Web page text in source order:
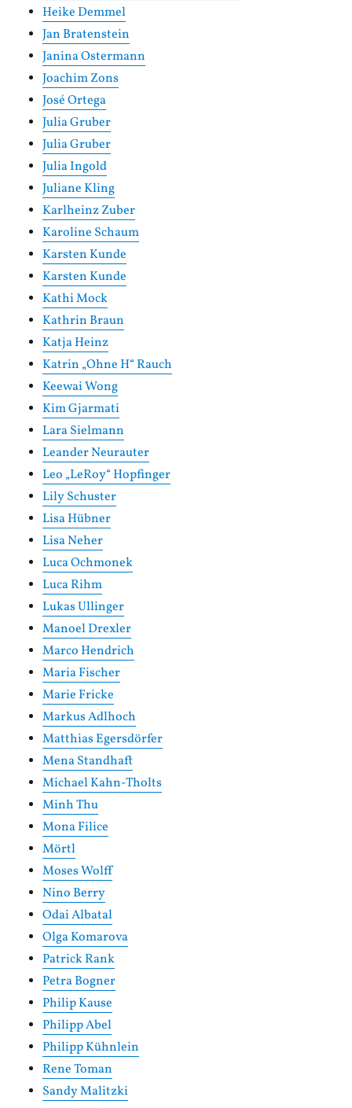
Heike Demmel
Jan Bratenstein
Janina Ostermann
Joachim Zons
José Ortega
Julia Gruber
Julia Gruber
Julia Ingold
Juliane Kling
Karlheinz Zuber
Karoline Schaum
Karsten Kunde
Karsten Kunde
Kathi Mock
Kathrin Braun
Katja Heinz
Katrin „Ohne H“ Rauch
Keewai Wong
Kim Gjarmati
Lara Sielmann
Leander Neurauter
Leo „LeRoy“ Hopfinger
Lily Schuster
Lisa Hübner
Lisa Neher
Luca Ochmonek
Luca Rihm
Lukas Ullinger
Manoel Drexler
Marco Hendrich
Maria Fischer
Marie Fricke
Markus Adlhoch
Matthias Egersdörfer
Mena Standhaft
Michael Kahn-Tholts
Minh Thu
Mona Filice
Mörtl
Moses Wolff
Nino Berry
Odai Albatal
Olga Komarova
Patrick Rank
Petra Bogner
Philip Kause
Philipp Abel
Philipp Kühnlein
Rene Toman
Sandy Malitzki